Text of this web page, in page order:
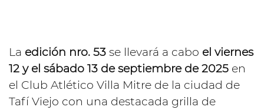
La edición nro. 53 se llevará a cabo el viernes
12 y el sábado 13 de septiembre de 2025 en
el Club Atlético Villa Mitre de la ciudad de
Tafí Viejo con una destacada grilla de